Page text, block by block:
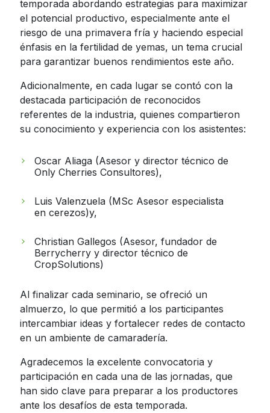
Venezuela
temporada abordando estrategias para maximizar
el potencial productivo, especialmente ante el
riesgo de una primavera fría y haciendo especial
énfasis en la fertilidad de yemas, un tema crucial
para garantizar buenos rendimientos este año.
Adicionalmente, en cada lugar se contó con la
destacada participación de reconocidos
referentes de la industria, quienes compartieron
su conocimiento y experiencia con los asistentes:
Oscar Aliaga (Asesor y director técnico de
Only Cherries Consultores),
Luis Valenzuela (MSc Asesor especialista
en cerezos)y,
Christian Gallegos (Asesor, fundador de
Berrycherry y director técnico de
CropSolutions)
Al finalizar cada seminario, se ofreció un
almuerzo, lo que permitió a los participantes
intercambiar ideas y fortalecer redes de contacto
en un ambiente de camaradería.
Agradecemos la excelente convocatoria y
participación en cada una de las jornadas, que
han sido clave para preparar a los productores
ante los desafíos de esta temporada.